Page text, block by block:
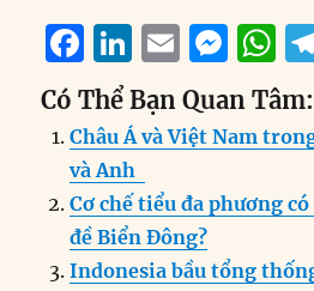
F
a
c
e
b
o
o
Li
n
k
e
d
I
n
E
m
ai
l
M
ss
e
n
er
W
h
at
s
A
p
Có Thể Bạn Quan Tâm:
Châu Á và Việt Nam
và Anh
Cơ chế tiểu đa phương
đề Biển Đông?
Indonesia bầu tổng